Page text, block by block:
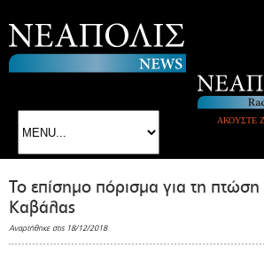
ΑΚΟΥΣΤΕ
Το επίσημο πόρισμα για τη πτώση
Καβάλας
Αναρτήθηκε στις 18/12/2018